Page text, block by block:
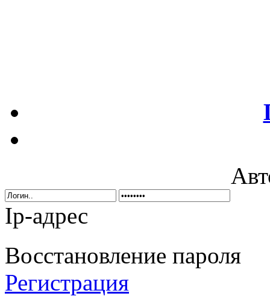
Ip-адрес
Восстановление пароля
Регистрация